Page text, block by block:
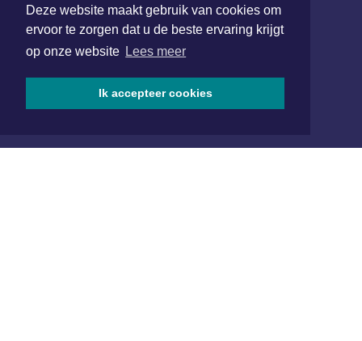
Deze website maakt gebruik van cookies om
ervoor te zorgen dat u de beste ervaring krijgt
op onze website Lees meer
Ik accepteer cookies
van Benthuizenlaan 1
1701 BZ Heerhugowaard
072 8200 600
redactie@xyto.nl
www.xyto.nl